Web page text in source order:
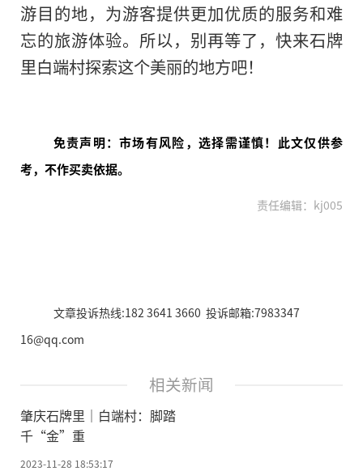
游目的地，为游客提供更加优质的服务和难
忘的旅游体验。所以，别再等了，快来石牌
里白端村探索这个美丽的地方吧！
免责声明：市场有风险，选择需谨慎！此文仅供参
考，不作买卖依据。
责任编辑：kj005
文章投诉热线:182 3641 3660 投诉邮箱:7983347
16@qq.com
相关新闻
肇庆石牌里｜白端村：脚踏
千“金”重
2023-11-28 18:53:17